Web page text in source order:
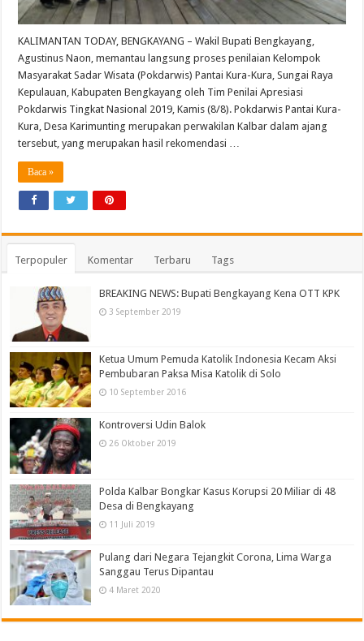
KALIMANTAN TODAY, BENGKAYANG – Wakil Bupati Bengkayang,
Agustinus Naon, memantau langsung proses penilaian Kelompok
Masyarakat Sadar Wisata (Pokdarwis) Pantai Kura-Kura, Sungai Raya
Kepulauan, Kabupaten Bengkayang oleh Tim Penilai Apresiasi
Pokdarwis Tingkat Nasional 2019, Kamis (8/8). Pokdarwis Pantai Kura-
Kura, Desa Karimunting merupakan perwakilan Kalbar dalam ajang
tersebut, yang merupakan hasil rekomendasi …
Baca »
Terpopuler Komentar Terbaru Tags
BREAKING NEWS: Bupati Bengkayang Kena OTT KPK
3 September 2019
Ketua Umum Pemuda Katolik Indonesia Kecam Aksi
Pembubaran Paksa Misa Katolik di Solo
10 September 2016
Kontroversi Udin Balok
26 Oktober 2019
Polda Kalbar Bongkar Kasus Korupsi 20 Miliar di 48
Desa di Bengkayang
11 Juli 2019
Pulang dari Negara Tejangkit Corona, Lima Warga
Sanggau Terus Dipantau
4 Maret 2020